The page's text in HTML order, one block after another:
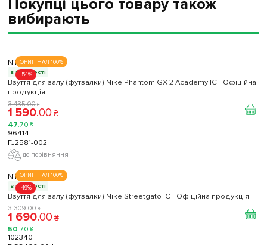
Покупці цього товару також
вибирають
ОРИГІНАЛ 100%
-54%
Nike
в наявності
Взуття для залу (футзалки) Nike Phantom GX 2 Academy IC - Офіційна
продукція
3 435.00 ₴
1 590.00 ₴
47.70 ₴
96414
FJ2581-002
до порівняння
ОРИГІНАЛ 100%
-49%
Nike
в наявності
Взуття для залу (футзалки) Nike Streetgato IC - Офіційна продукція
3 309.00 ₴
1 690.00 ₴
50.70 ₴
102340